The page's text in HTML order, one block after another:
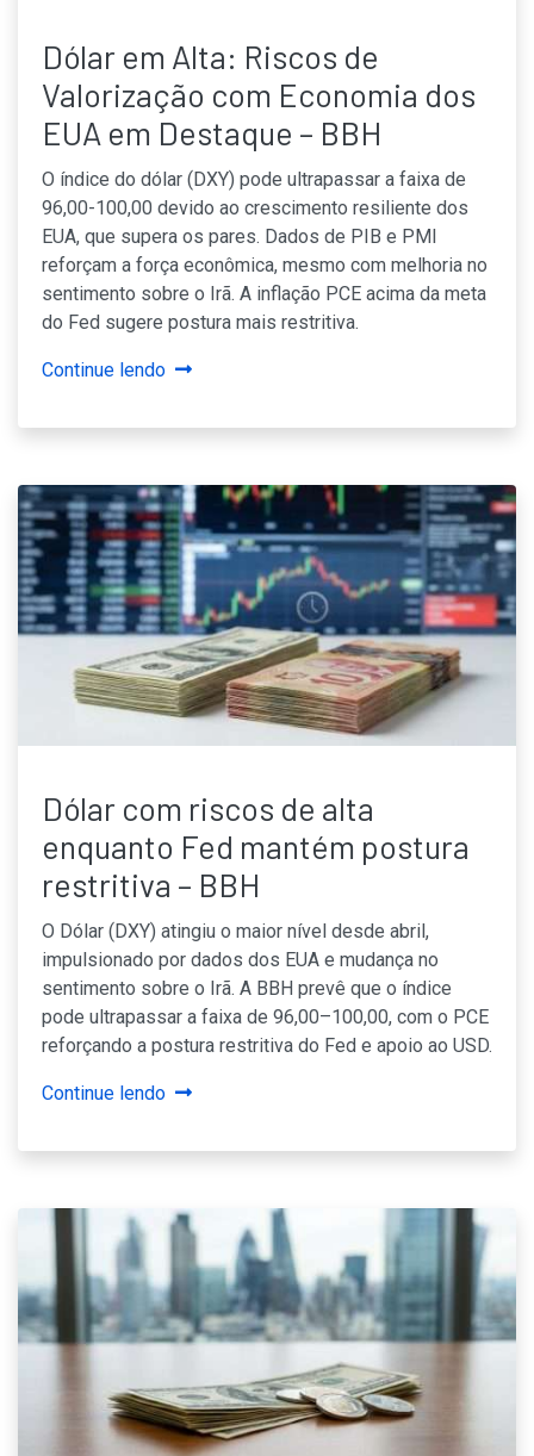
Dólar em Alta: Riscos de
Valorização com Economia dos
EUA em Destaque – BBH
O índice do dólar (DXY) pode ultrapassar a faixa de
96,00-100,00 devido ao crescimento resiliente dos
EUA, que supera os pares. Dados de PIB e PMI
reforçam a força econômica, mesmo com melhoria no
sentimento sobre o Irã. A inflação PCE acima da meta
do Fed sugere postura mais restritiva.
Continue lendo
Dólar com riscos de alta
enquanto Fed mantém postura
restritiva – BBH
O Dólar (DXY) atingiu o maior nível desde abril,
impulsionado por dados dos EUA e mudança no
sentimento sobre o Irã. A BBH prevê que o índice
pode ultrapassar a faixa de 96,00–100,00, com o PCE
reforçando a postura restritiva do Fed e apoio ao USD.
Continue lendo